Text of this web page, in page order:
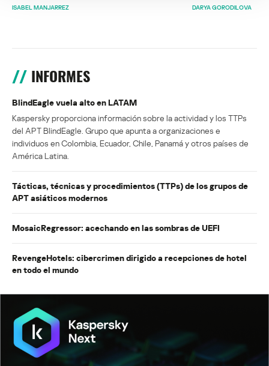
ISABEL MANJARREZ
DARYA GORODILOVA
INFORMES
BlindEagle vuela alto en LATAM
Kaspersky proporciona información sobre la actividad y los TTPs
del APT BlindEagle. Grupo que apunta a organizaciones e
individuos en Colombia, Ecuador, Chile, Panamá y otros países de
América Latina.
Tácticas, técnicas y procedimientos (TTPs) de los grupos de
APT asiáticos modernos
MosaicRegressor: acechando en las sombras de UEFI
RevengeHotels: cibercrimen dirigido a recepciones de hotel
en todo el mundo